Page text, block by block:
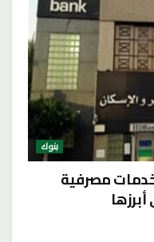
بنوك
مصرفية